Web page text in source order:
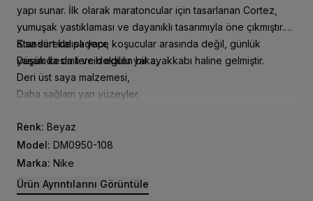
yapı sunar. İlk olarak maratoncular için tasarlanan Cortez,
yumuşak yastıklaması ve dayanıklı tasarımıyla öne çıkmıştır.
Kısa sürede sadece koşucular arasında değil, günlük
yaşamda da tercih edilen bir ayakkabı haline gelmiştir.
Standart kalıplı yapı,
Düşük kesimli ve dolgulu yaka,
Deri üst saya malzemesi,
Daha sağlam yan yüzeyler,
Hareket halindeyken rahatlık,
Zikzak desenli dış taban,
Dolgulu ve dekolteli yaka,
Yanlarda büyük Nike Swoosh logo,
Kauçuk dış taban,
Renk: Beyaz
Model: DM0950-108
Marka: Nike
Ürün Ayrıntılarını Görüntüle